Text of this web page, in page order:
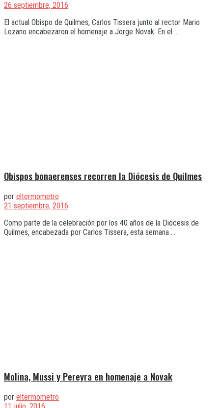
26 septiembre, 2016
El actual Obispo de Quilmes, Carlos Tissera junto al rector Mario
Lozano encabezaron el homenaje a Jorge Novak. En el ...
Obispos bonaerenses recorren la Diócesis de Quilmes
por eltermometro
21 septiembre, 2016
Como parte de la celebración por los 40 años de la Diócesis de
Quilmes, encabezada por Carlos Tissera, esta semana ...
Molina, Mussi y Pereyra en homenaje a Novak
por eltermometro